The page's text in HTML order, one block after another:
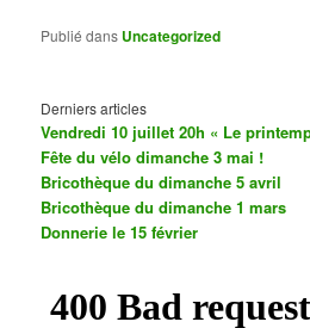
Publié dans Uncategorized
Derniers articles
Vendredi 10 juillet 20h « Le
Fête du vélo dimanche 3 mai !
Bricothèque du dimanche 5 avril
Bricothèque du dimanche 1 mars
Donnerie le 15 février